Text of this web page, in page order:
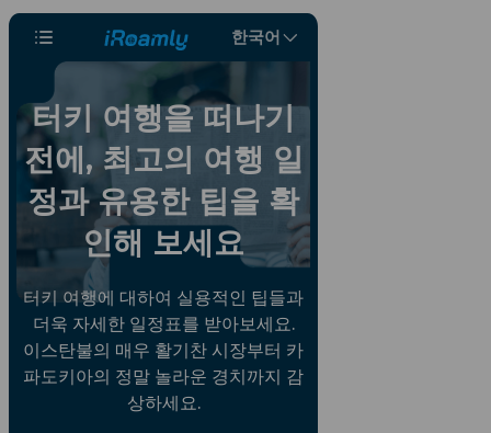
한국어
터키 여행을 떠나기
전에, 최고의 여행 일
정과 유용한 팁을 확
인해 보세요
터키 여행에 대하여 실용적인 팁들과
더욱 자세한 일정표를 받아보세요.
이스탄불의 매우 활기찬 시장부터 카
파도키아의 정말 놀라운 경치까지 감
상하세요.